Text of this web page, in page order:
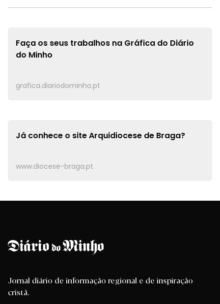
Faça os seus trabalhos na Gráfica do Diário
do Minho
grafica.diariodominho.pt
Já conhece o siteArquidiocese de Braga?
www.diocese-braga.pt
Jornal diário de informação regional e de inspiração
cristã.